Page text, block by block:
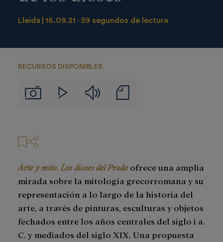
Lleida 16.09.21 59 segundos de lectura
RECURSOS DISPONIBLES
ImágenesVideos Audios
de
Arte y mito. Los dioses del Prado ofrece una amplia
mirada sobre la mitología grecorromana y su
representación a lo largo de la historia del
arte, a través de pinturas, esculturas y objetos
fechados entre los años centrales del siglo i a.
C. y mediados del siglo XIX. Una propuesta